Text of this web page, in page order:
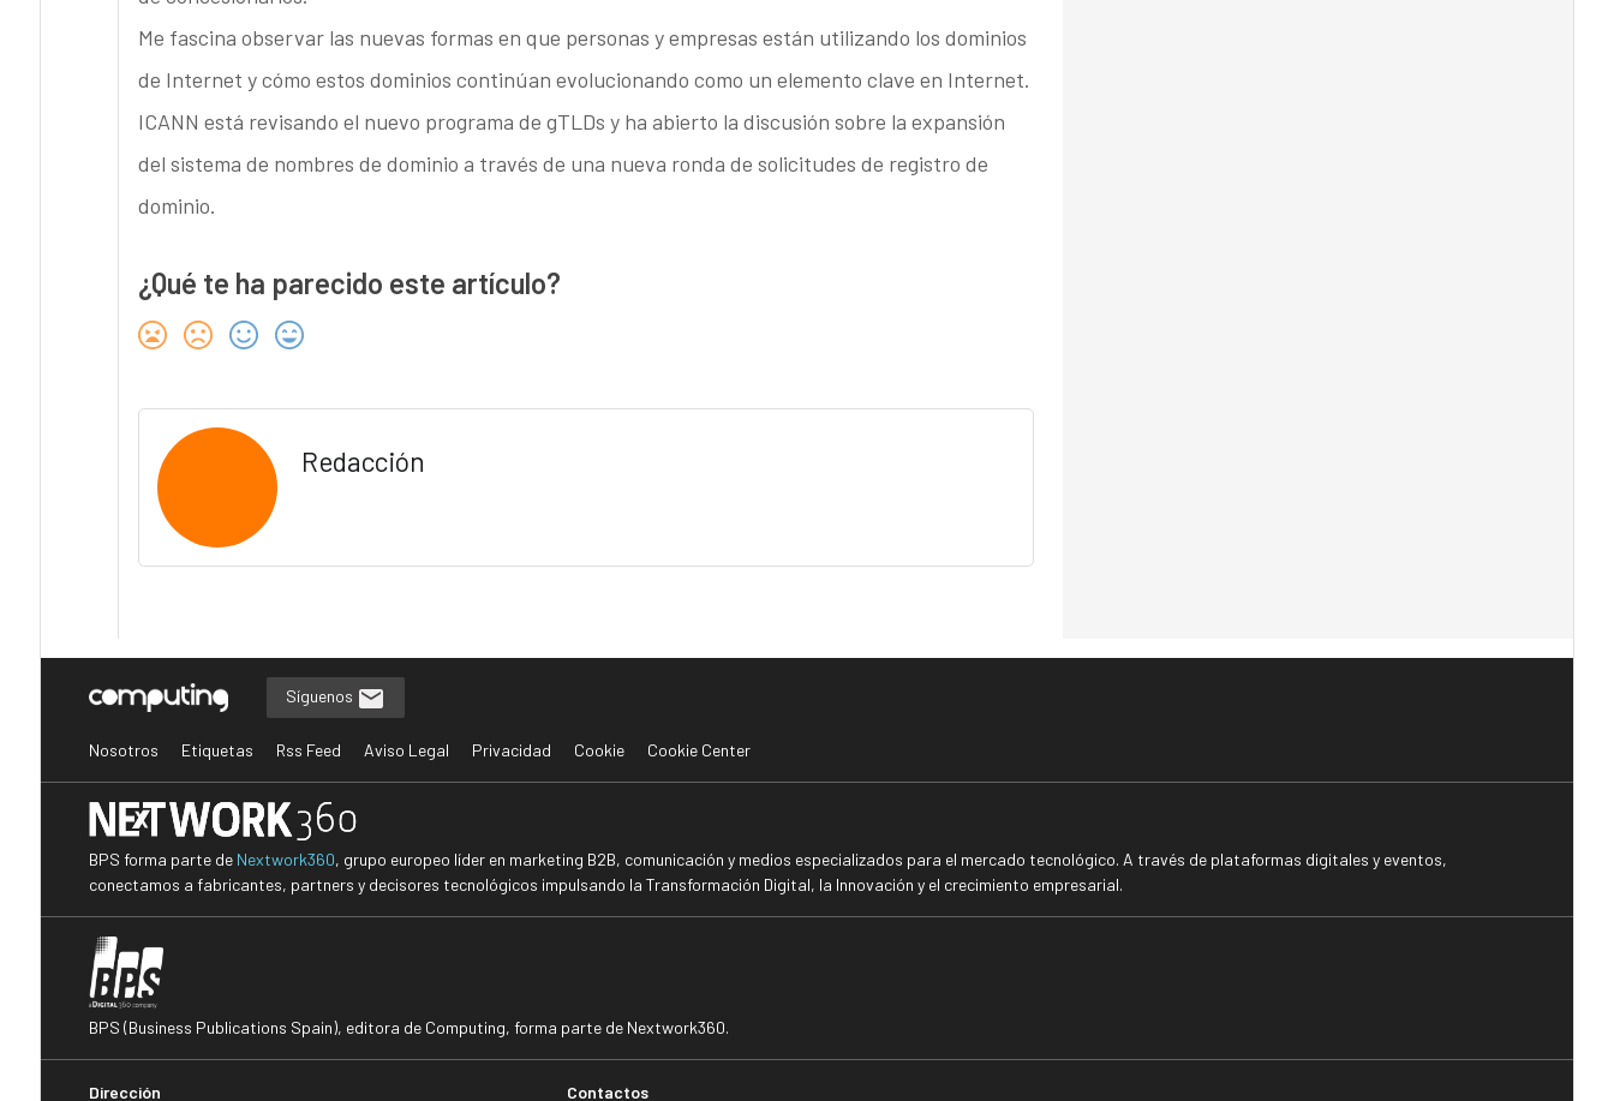
Me fascina observar las nuevas formas en que personas y empresas están utilizando los dominios
de Internet y cómo estos dominios continúan evolucionando como un elemento clave en Internet.
ICANN está revisando el nuevo programa de gTLDs y ha abierto la discusión sobre la expansión
del sistema de nombres de dominio a través de una nueva ronda de solicitudes de registro de
dominio.
¿Qué te ha parecido este artículo?
Redacción
Síguenos
Nosotros Etiquetas Rss Feed Aviso Legal Privacidad Cookie Cookie Center
BPS forma parte de Nextwork360, grupo europeo líder en marketing B2B, comunicación y medios especializados para el mercado tecnológico. A través de plataformas digitales y eventos,
conectamos a fabricantes, partners y decisores tecnológicos impulsando la Transformación Digital, la Innovación y el crecimiento empresarial.
BPS (Business Publications Spain), editora de Computing, forma parte de Nextwork360.
Dirección Contactos